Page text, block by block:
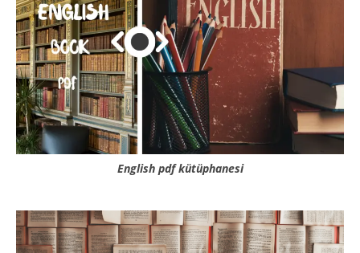
English pdf kütüphanesi